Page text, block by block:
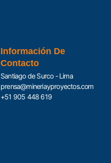
Información De
Contacto
Santiago de Surco - Lima
prensa@mineriayproyectos.com
+51 905 448 619